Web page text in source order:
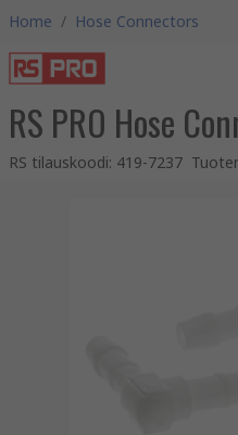
Home / Hose Connectors
RS PRO Hose
RS tilauskoodi: 419-7237